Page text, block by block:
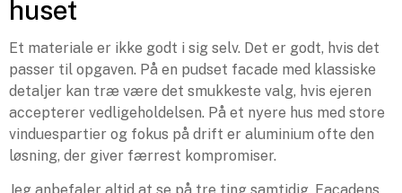
huset
Et materiale er ikke godt i sig selv. Det er godt, hvis det
passer til opgaven. På en pudset facade med klassiske
detaljer kan træ være det smukkeste valg, hvis ejeren
accepterer vedligeholdelsen. På et nyere hus med store
vinduespartier og fokus på drift er aluminium ofte den
løsning, der giver færrest kompromiser.